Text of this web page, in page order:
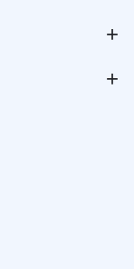
+
+